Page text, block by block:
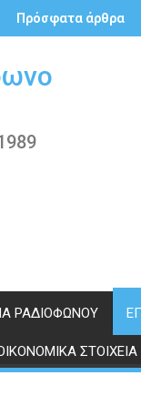
Πρόσφατα άρθρα
ΡΑΔΙΟΦΏΝΟΥ
ΣΤΟΙΧΕΊΑ